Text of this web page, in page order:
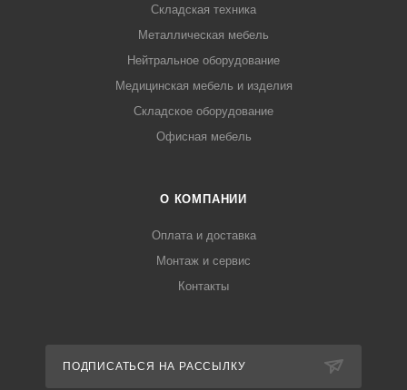
Складская техника
Металлическая мебель
Нейтральное оборудование
Медицинская мебель и изделия
Складское оборудование
Офисная мебель
О КОМПАНИИ
Оплата и доставка
Монтаж и сервис
Контакты
ПОДПИСАТЬСЯ НА РАССЫЛКУ